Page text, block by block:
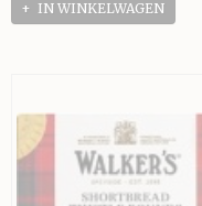
IN WINKELWAGEN